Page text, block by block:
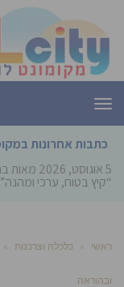
תפריט
כתבות אחרונות
5 אוגוסט, 2026
מאות
“קיץ בטוח, ערכי ומהנה”
ראשי » כלכלה וצרכנות »
ובהוראה